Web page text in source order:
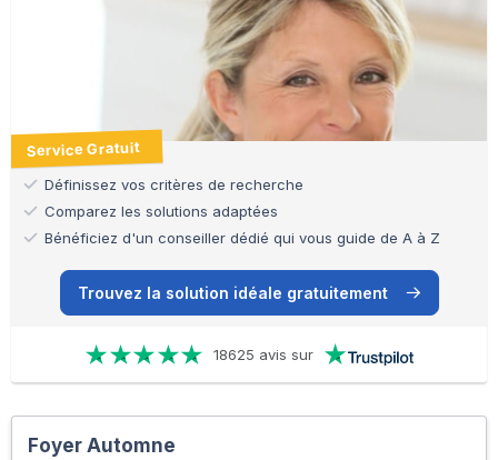
Service Gratuit
Définissez vos critères de recherche
Comparez les solutions adaptées
Bénéficiez d'un conseiller dédié qui vous guide de A à Z
Trouvez la solution idéale gratuitement
18625 avis sur
Foyer Automne